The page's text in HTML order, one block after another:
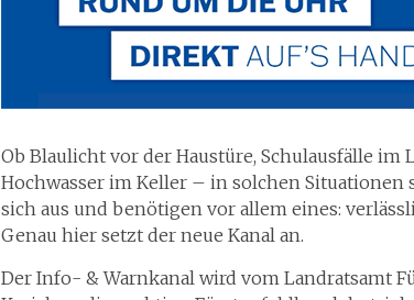
Ob Blaulicht vor der Haustüre, Schulausfälle
Hochwasser im Keller – in solchen Situationen
sich aus und benötigen vor allem eines:
Genau hier setzt der neue Kanal an.
Der Info- & Warnkanal wird vom Landratsamt